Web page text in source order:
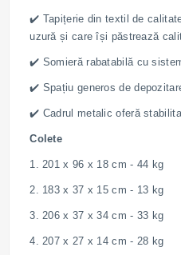
✔️ Tapițerie din textil de
uzură și care își păstrează
✔️ Somieră rabatabilă cu
✔️ Spațiu generos de
✔️ Cadrul metalic oferă
Colete
1. 201 x 96 x 18 cm - 44 kg
2. 183 x 37 x 15 cm - 13 kg
3. 206 x 37 x 34 cm - 33 kg
4. 207 x 27 x 14 cm - 28 kg